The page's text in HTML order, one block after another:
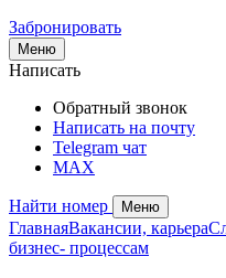
Забронировать
Меню
Написать
Обратный звонок
Написать на почту
Telegram чат
MAX
Найти номер Меню
ГлавнаяВакансии, карьера
бизнес- процессам